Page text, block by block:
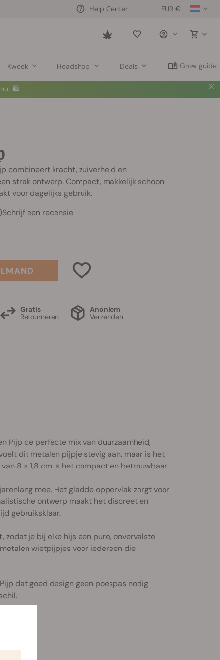
EUR €
Help Center
Saved
Kweek Headshop Deals Grow guide
🛍️
combineert kracht, zuiverheid en
strak ontwerp. Compact, makkelijk schoon
voor dagelijks gebruik.
Schrijf een recensie
Gratis
Retourneren
Anoniem
Verzenden
Pijp de perfecte mix van duurzaamheid,
dit metalen pijpje stevig aan, maar is het
8 × 1,8 cm is het compact en betrouwbaar.
mee. Het gladde oppervlak zorgt voor
ontwerp maakt het discreet en
gebruiksklaar.
je bij elke hijs een pure, onvervalste
wietpijpjes voor iedereen die
dat goed design geen poespas nodig